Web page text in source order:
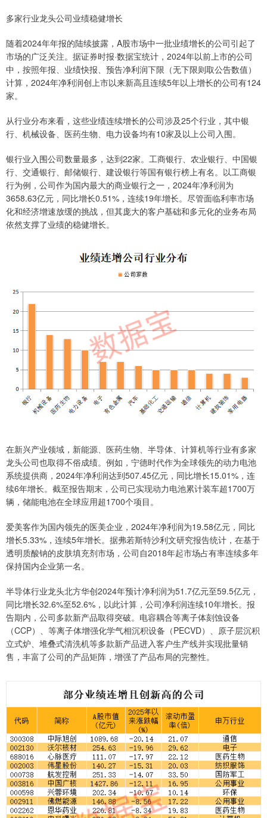
多家行业龙头公司业绩稳健增长
随着2024年年报的陆续披露，A股市场中一批业绩增长的公司引起了
市场的广泛关注。据证券时报·数据宝统计，2024年以前上市的公司
中，按照年报、业绩快报、预告净利润下限（无下限则取公告数值）
计算，2024年净利润创上市以来新高且连续5年以上增长的公司有124
家。
从行业分布来看，这些业绩连续增长的公司涉及25个行业，其中银
行、机械设备、医药生物、电力设备均有10家及以上公司入围。
银行业入围公司数量最多，达到22家。工商银行、农业银行、中国银
行、交通银行、邮储银行、建设银行等国有银行榜上有名。以工商银
行为例，公司作为国内最大的商业银行之一，2024年净利润为
3658.63亿元，同比增长0.51%，连续19年增长。尽管面临利率市场
化和经济增速放缓的挑战，但其庞大的客户基础和多元化的业务布局
依然支撑了业绩的稳健增长。
在新兴产业领域，新能源、医药生物、半导体、计算机等行业有多家
龙头公司也取得不俗成绩。例如，宁德时代作为全球领先的动力电池
系统提供商，2024年净利润达到507.45亿元，同比增长15.01%，连
续6年增长。截至报告期末，公司已实现动力电池累计装车超1700万
辆，储能电池在全球应用超1700个项目。
爱美客作为国内领先的医美企业，2024年净利润为19.58亿元，同比
增长5.33%，连续5年增长。据弗若斯特沙利文研究报告统计，在基于
透明质酸钠的皮肤填充剂市场，公司自2018年起市场占有率连续多年
保持国内企业第一名。
半导体行业龙头北方华创2024年预计净利润为51.7亿元至59.5亿元，
同比增长32.6%至52.6%，以此计算，公司净利润连续10年增长。报
告期内，公司多款新产品取得突破。电容耦合等离子体刻蚀设备
（CCP）、等离子体增强化学气相沉积设备（PECVD）、原子层沉积
立式炉、堆叠式清洗机等多款新产品进入客户生产线并实现批量销
售，丰富了公司的产品矩阵，增强了产品布局的完整性。